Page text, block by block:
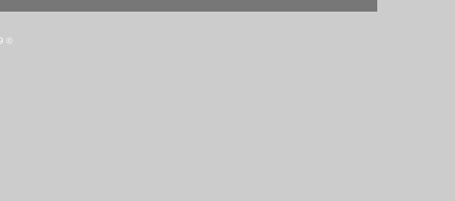
© 2019 - کلیه حقوق متعلق به شرکت تعاونی مسکن فرهنگیان ناحیه 5 اصفهان است.